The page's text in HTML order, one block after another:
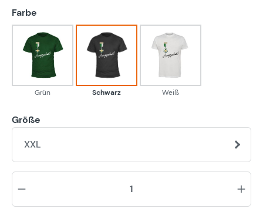
Farbe
Grün
Grün
Schwarz
Schwarz
Weiß
Weiß
Größe
XXL